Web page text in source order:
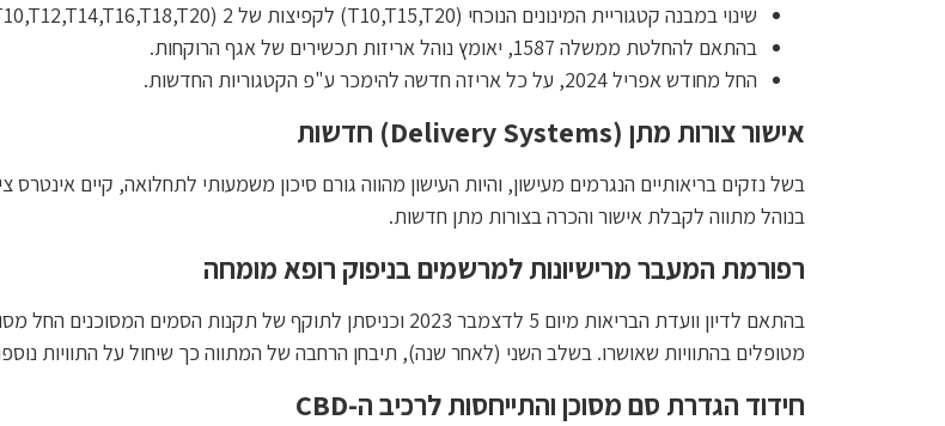
שינוי במבנה קטגוריית המינונים הנוכחי (T10,T15,T20) לקפיצות של 2 (T10,T12,T14,T16,T18,T20) .
בהתאם להחלטת ממשלה 1587, יאומץ נוהל אריזות תכשירים של אגף הרוקחות.
החל מחודש אפריל 2024, על כל אריזה חדשה להימכר ע"פ הקטגוריות החדשות.
אישור צורות מתן (Delivery Systems) חדשות
בשל נזקים בריאותיים הנגרמים מעישון, והיות העישון מהווה גורם סיכון משמעותי לתחלואה, קיים
בנוהל מתווה לקבלת אישור והכרה בצורות מתן חדשות.
רפורמת המעבר מרישיונות למרשמים בניפוק רופא מומחה
מטופלים בהתוויות שאושרו. בשלב השני (לאחר שנה), תיבחן הרחבה של המתווה כך שיחול על התוויות
חידוד הגדרת סם מסוכן והתייחסות לרכיב ה-CBD